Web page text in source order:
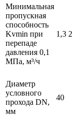
Минимальная
пропускная
способность
Kvmin при
перепаде
давления 0,1
МПа, м³/ч
1,3 2
Диаметр
условного
прохода DN,
мм
40